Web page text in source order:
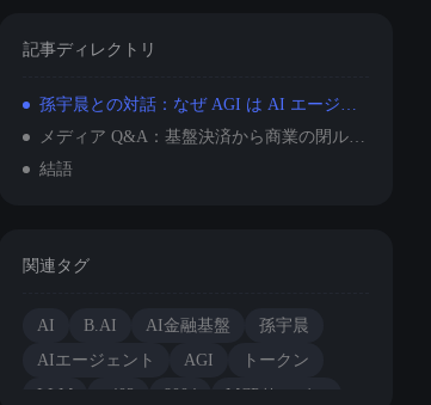
記事ディレクトリ
孫宇晨との対話：なぜ AGI は AI エージェントの経済主権を実現する必要があるのか？
メディア Q&A：基盤決済から商業の閉ループまで、B.AI のコアバリアを多角的に解剖
結語
関連タグ
AI B.AI AI金融基盤
孫宇晨
AIエージェント
AGI
トークン
LLM
x402 8004
MCPサーバー